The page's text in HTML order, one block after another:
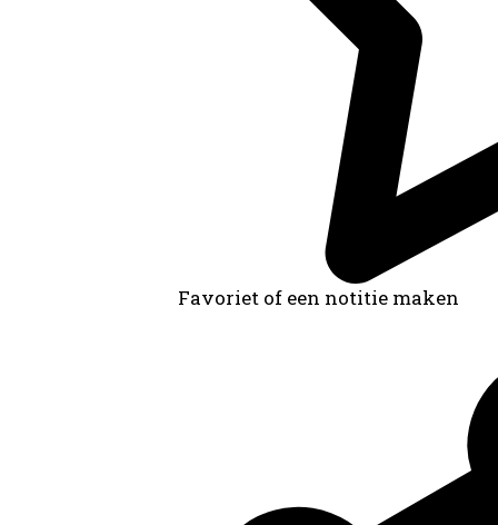
Favoriet of een notitie maken